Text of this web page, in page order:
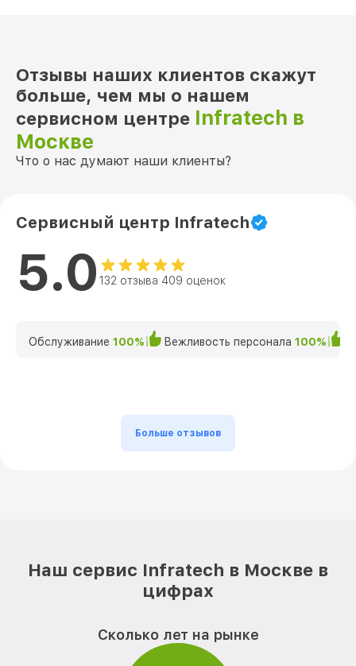
Отзывы наших клиентов скажут
больше, чем мы о нашем
сервисном центре Infratech в
Москве
Что о нас думают наши клиенты?
Сервисный центр Infratech
5.0 132 отзыва 409 оценок
Обслуживание 100% Вежливость персонала 100%
Больше отзывов
Наш сервис Infratech в Москве в
цифрах
Сколько лет на рынке